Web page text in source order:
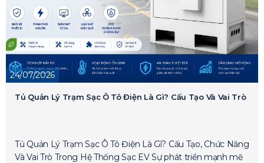
24/07/2026
Tủ Quản Lý Trạm Sạc Ô Tô Điện Là Gì? Cấu Tạo Và Vai Trò
Tủ Quản Lý Trạm Sạc Ô Tô Điện Là Gì? Cấu Tạo, Chức Năng
Và Vai Trò Trong Hệ Thống Sạc EV Sự phát triển mạnh mẽ